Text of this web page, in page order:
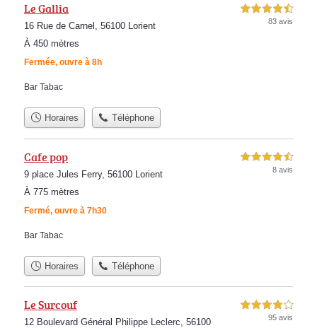
Le Gallia
16 Rue de Carnel, 56100 Lorient
À 450 mètres
Fermée, ouvre à 8h
4,5 étoiles sur 5
83 avis
Bar Tabac
Horaires Téléphone
Cafe pop
9 place Jules Ferry, 56100 Lorient
À 775 mètres
Fermé, ouvre à 7h30
4,5 étoiles sur 5
8 avis
Bar Tabac
Horaires Téléphone
Le Surcouf
12 Boulevard Général Philippe Leclerc, 56100
4,0 étoiles sur 5
95 avis